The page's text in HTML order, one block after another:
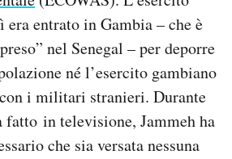
era entrato in Gambia – che è
nel Senegal – per deporre
né l’esercito gambiano
i militari stranieri. Durante
fatto in televisione, Jammeh ha
che sia versata nessuna